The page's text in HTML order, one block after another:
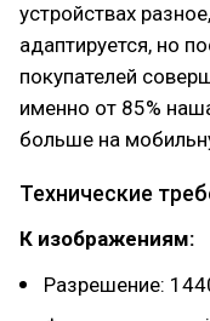
устройствах
адаптируется, но
покупателей
именно от 85%
больше на
Технические
К изображениям:
Разрешение: